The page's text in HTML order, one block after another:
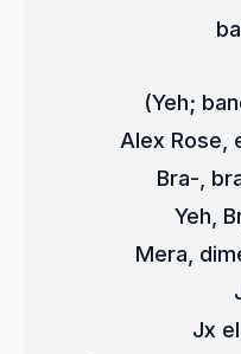
(Yeh;
Alex Rose,
Bra-,
Yeh,
Mera,
Jx